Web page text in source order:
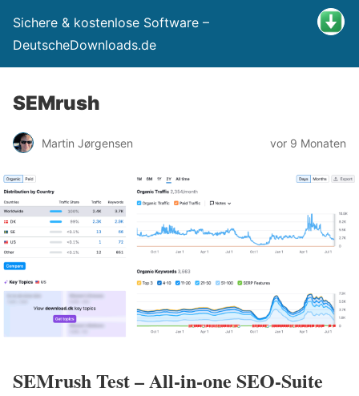
Sichere & kostenlose Software –
DeutscheDownloads.de
SEMrush
Martin Jørgensen vor 9 Monaten
SEMrush Test – All‑in‑one SEO‑Suite